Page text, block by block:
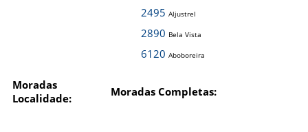
2495 Aljustrel
2890 Bela Vista
6120 Aboboreira
Moradas
Localidade:
Moradas Completas: